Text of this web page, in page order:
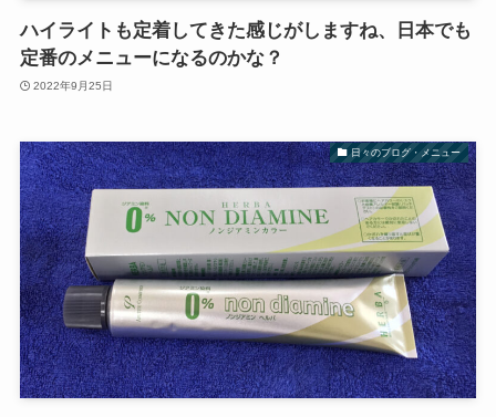
ハイライトも定着してきた感じがしますね、日本でも
定番のメニューになるのかな？
2022年9月25日
日々のブログ・メニュー